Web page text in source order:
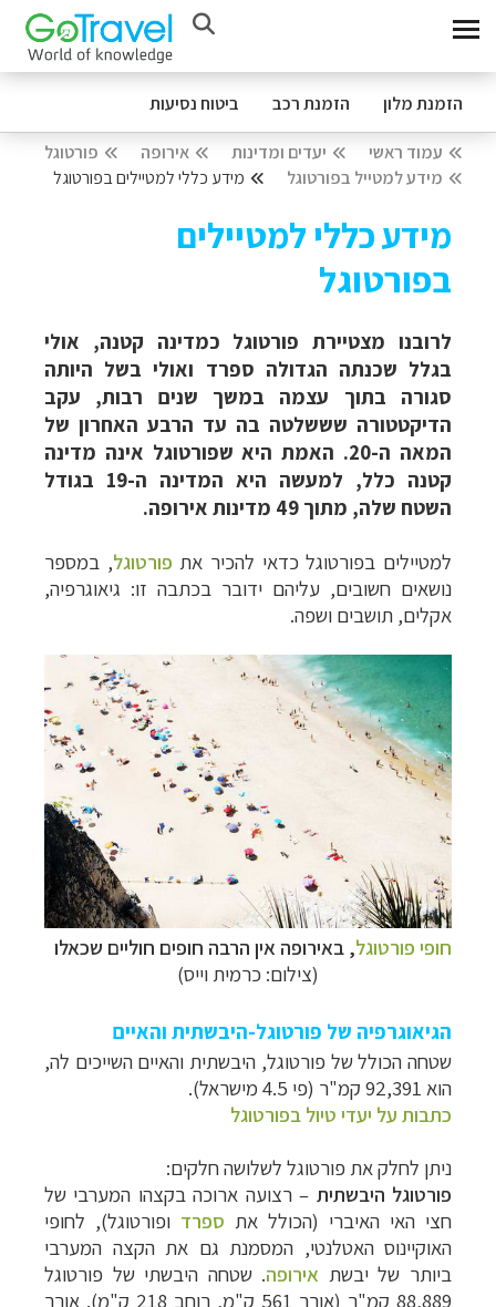
הזמנת מלון הזמנת רכב ביטוח נסיעות
עמוד ראשי יעדים ומדינות אירופה
פורטוגל
מידע למטייל בפורטוגל
מידע כללי למטיילים בפורטוגל
מידע כללי למטיילים
בפורטוגל
לרובנו מצטיירת פורטוגל כמדינה קטנה, אולי
בגלל שכנתה הגדולה ספרד ואולי בשל היותה
סגורה בתוך עצמה במשך שנים רבות, עקב
הדיקטטורה שששלטה בה עד הרבע האחרון של
המאה ה-20. האמת היא שפורטוגל אינה מדינה
קטנה כלל, למעשה היא המדינה ה-19 בגודל
השטח שלה, מתוך 49 מדינות אירופה.
למטיילים בפורטוגל כדאי להכיר את פורטוגל, במספר
נושאים חשובים, עליהם ידובר בכתבה זו: גיאוגרפיה,
אקלים, תושבים ושפה.
חופי פורטוגל, באירופה אין הרבה חופים חוליים שכאלו
(צילום: כרמית וייס)
הגיאוגרפיה של פורטוגל-היבשתית והאיים
שטחה הכולל של פורטוגל, היבשתית והאיים השייכים לה,
הוא 92,391 קמ"ר (פי 4.5 מישראל).
כתבות על יעדי טיול בפורטוגל
ניתן לחלק את פורטוגל לשלושה חלקים:
פורטוגל היבשתית – רצועה ארוכה בקצהו המערבי של
חצי האי האיברי (הכולל את ספרד ופורטוגל), לחופי
האוקיינוס האטלנטי, המסמנת גם את הקצה המערבי
ביותר של יבשת אירופה. שטחה היבשתי של פורטוגל
88,889 קמ"ר (אורך 561 ק"מ, רוחב 218 ק"מ). אורך